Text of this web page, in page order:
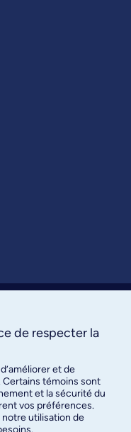
de respecter la
et de
Certains témoins sont
et la sécurité du
vos préférences.
utilisation de